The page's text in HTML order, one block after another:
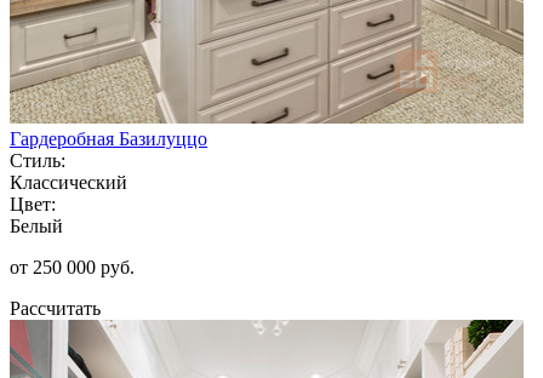
Гардеробная Базилуццо
Стиль:
Классический
Цвет:
Белый
от 250 000 руб.
Рассчитать